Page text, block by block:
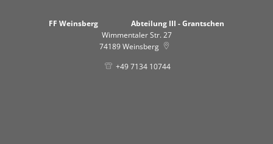
FF Weinsberg Abteilung III - Grantschen
Wimmentaler Str. 27
74189Weinsberg
+49 7134 10744